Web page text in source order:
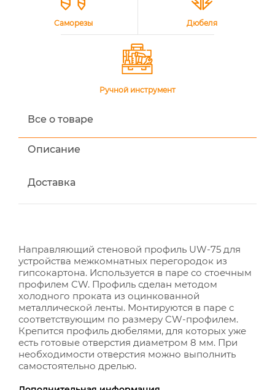
Саморезы Дюбеля
Ручной инструмент
Все о товаре
Описание
Доставка
Направляющий стеновой профиль UW-75 для
устройства межкомнатных перегородок из
гипсокартона. Используется в паре со стоечным
профилем CW. Профиль сделан методом
холодного проката из оцинкованной
металлической ленты. Монтируются в паре с
соответствующим по размеру CW-профилем.
Крепится профиль дюбелями, для которых уже
есть готовые отверстия диаметром 8 мм. При
необходимости отверстия можно выполнить
самостоятельно дрелью.